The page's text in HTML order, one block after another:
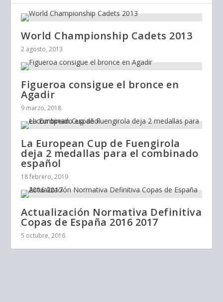
World Championship Cadets 2013
2 agosto, 2013
Figueroa consigue el bronce en
Agadir
9 marzo, 2018
La European Cup de Fuengirola
deja 2 medallas para el combinado
español
18 febrero, 2019
Actualización Normativa Definitiva
Copas de España 2016 2017
5 octubre, 2016